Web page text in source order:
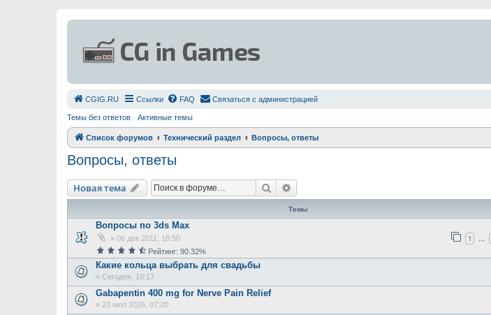
СGIG.RU Ссылки FAQ Связаться с администрацией
Темы без ответов Активные темы
Список форумов Технический раздел Вопросы, ответы
Вопросы, ответы
Новая тема Поиск
Темы
Вопросы по 3ds Max
» 06 дек 2011, 18:50 1 …
Рейтинг: 90.32%
Какие кольца выбрать для свадьбы
» Сегодня, 10:17
Gabapentin 400 mg for Nerve Pain Relief
» 23 июл 2026, 07:20